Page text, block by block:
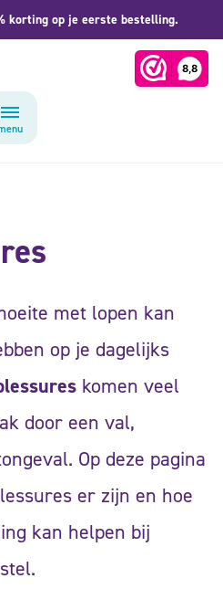
korting op je eerste bestelling.
met lopen kan
op je dagelijks
komen veel
door een val,
Op deze pagina
er zijn en hoe
kan helpen bij